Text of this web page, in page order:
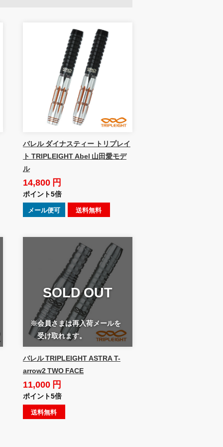
バレル ダイナスティー トリプレイ
ト TRIPLEIGHT Abel 山田愛モデ
ル
14,800 円
ポイント5倍
メール便可 送料無料
SOLD OUT
※会員さまは再入荷メールを
受け取れます。
バレル TRIPLEIGHT ASTRA T-
arrow2 TWO FACE
11,000 円
ポイント5倍
送料無料